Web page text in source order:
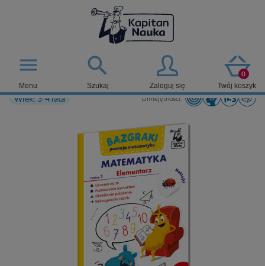

Szukaj Zaloguj się
0
Twój koszyk
menu
Menu
Wiek: 3-4 lata Umiejętności: